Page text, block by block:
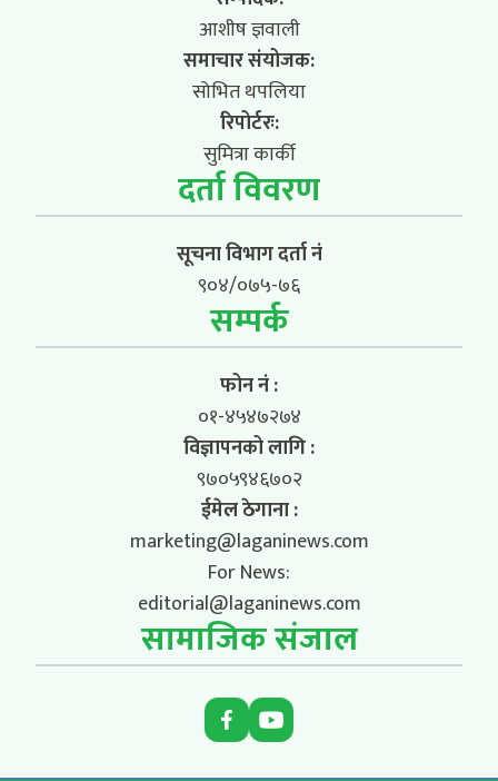
आशीष ज्ञवाली
समाचार संयोजक:
सोभित थपलिया
रिपोर्टरः:
सुमित्रा कार्की
दर्ता विवरण
सूचना विभाग दर्ता नं
९०४/०७५-७६
सम्पर्क
फोन नं :
०१-४५४७२७४
विज्ञापनको लागि :
९७०५९४६७०२
ईमेल ठेगाना :
marketing@laganinews.com
For News:
editorial@laganinews.com
सामाजिक संजाल